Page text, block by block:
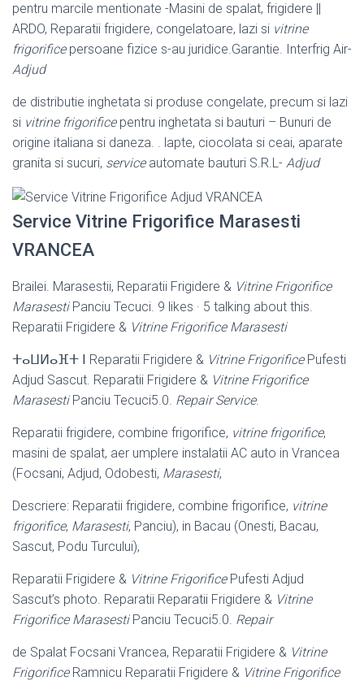
pentru marcile mentionate -Masini de spalat, frigidere ||
ARDO, Reparatii frigidere, congelatoare, lazi si vitrine
frigorificepersoane fizice s-au juridice.Garantie. Interfrig Air-
Adjud
de distributie inghetata si produse congelate, precum si lazi
si vitrine frigorificepentru inghetata si bauturi – Bunuri de
origine italiana si daneza. . lapte, ciocolata si ceai, aparate
granita si sucuri, serviceautomate bauturi S.R.L- Adjud
Service Vitrine Frigorifice Marasesti
VRANCEA
Brailei. Marasestii, Reparatii Frigidere & Vitrine Frigorifice
MarasestiPanciu Tecuci. 9 likes · 5 talking about this.
Reparatii Frigidere & Vitrine Frigorifice Marasesti
ⵜⴰⵡⵍⴰⴼⵜ ⵏ Reparatii Frigidere & Vitrine FrigorificePufesti
Adjud Sascut. Reparatii Frigidere & Vitrine Frigorifice
MarasestiPanciu Tecuci5.0. Repair Service.
Reparatii frigidere, combine frigorifice, vitrine frigorifice,
masini de spalat, aer umplere instalatii AC auto in Vrancea
(Focsani, Adjud, Odobesti, Marasesti,
Descriere: Reparatii frigidere, combine frigorifice, vitrine
frigorifice, Marasesti, Panciu), in Bacau (Onesti, Bacau,
Sascut, Podu Turcului),
Reparatii Frigidere & Vitrine FrigorificePufesti Adjud
Sascut’s photo. Reparatii Reparatii Frigidere & Vitrine
Frigorifice MarasestiPanciu Tecuci5.0. Repair
de Spalat Focsani Vrancea, Reparatii Frigidere & Vitrine
FrigorificeRamnicu Reparatii Frigidere & Vitrine Frigorifice